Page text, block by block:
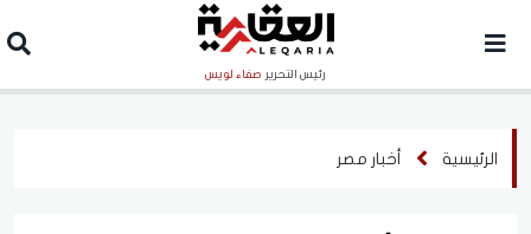
رئيس التحرير صفاء لويس
الرئيسية أخبار مصر